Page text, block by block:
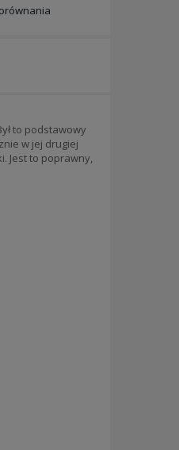
to podstawowy
w jej drugiej
Jest to poprawny,